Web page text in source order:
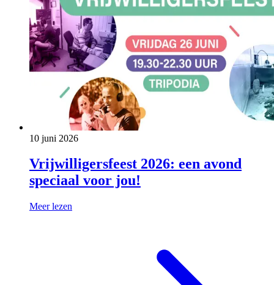
10 juni 2026
Vrijwilligersfeest 2026: een avond
speciaal voor jou!
Meer lezen